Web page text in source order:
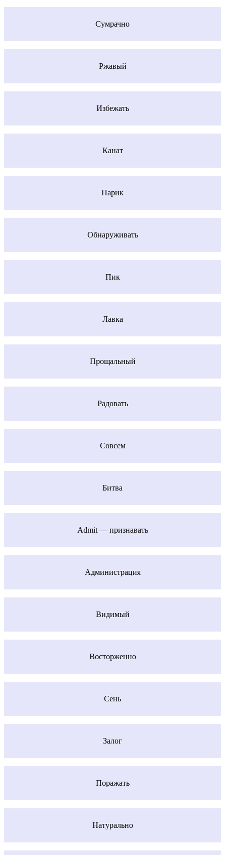
Сумрачно
Ржавый
Избежать
Канат
Парик
Обнаруживать
Пик
Лавка
Прощальный
Радовать
Совсем
Битва
Admit — признавать
Администрация
Видимый
Восторженно
Сень
Залог
Поражать
Натурально